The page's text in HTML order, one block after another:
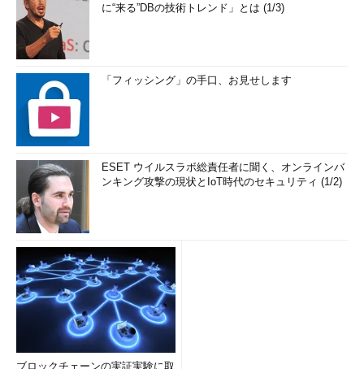
に“来る”DBの技術トレンド」とは (1/3)
「フィッシング」の手口、お見せします
ESET ウイルスラボ総責任者に聞く、オンラインバ
ンキング攻撃の現状とIoT時代のセキュリティ (1/2)
ブロックチェーンの実証実験に取